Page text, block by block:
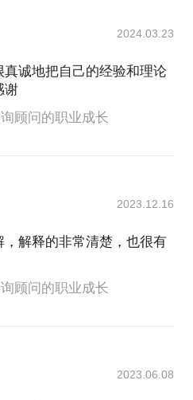
2024.03.23
诚地把自己的经验和理论
谢
顾问的职业成长
2023.12.16
解释的非常清楚，也很有
顾问的职业成长
2023.06.08